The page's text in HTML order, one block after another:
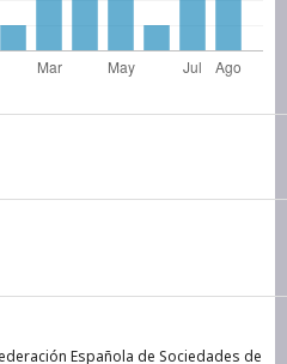
Española de Sociedades de